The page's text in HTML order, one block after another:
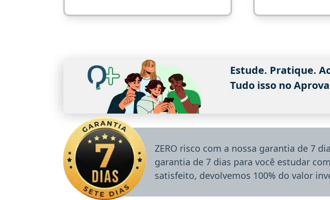
Estude. Pratique.
Tudo isso no
ZERO risco com a nossa garantia de 7
garantia de 7 dias para você estudar
satisfeito, devolvemos 100% do valor